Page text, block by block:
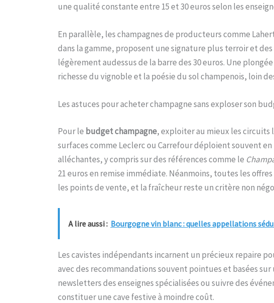
une qualité constante entre 15 et 30 euros selon les
En parallèle, les champagnes de producteurs comme
dans la gamme, proposent une signature plus terroir et
légèrement audessus de la barre des 30 euros. Une
richesse du vignoble et la poésie du sol champenois, loin
Les astuces pour acheter champagne sans exploser son
Pour le budget champagne, exploiter au mieux les circuits
surfaces comme Leclerc ou Carrefour déploient souvent
alléchantes, y compris sur des références comme le
21 euros en remise immédiate. Néanmoins, toutes les
les points de vente, et la fraîcheur reste un critère non
A lire aussi : Bourgogne vin blanc : quelles appellations
Les cavistes indépendants incarnent un précieux repaire
avec des recommandations souvent pointues et basées
newsletters des enseignes spécialisées ou suivre des
constituer une cave festive à moindre coût.